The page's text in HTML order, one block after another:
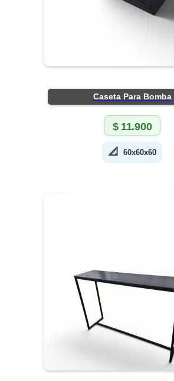
Caseta Para Bomba
$11.900
📐 60x60x60